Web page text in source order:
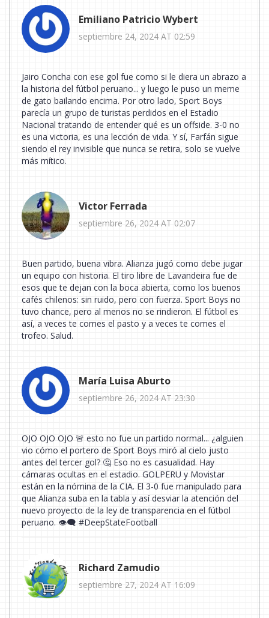
Emiliano Patricio Wybert
septiembre 24, 2024 AT 02:59
Jairo Concha con ese gol fue como si le diera un abrazo a
la historia del fútbol peruano... y luego le puso un meme
de gato bailando encima. Por otro lado, Sport Boys
parecía un grupo de turistas perdidos en el Estadio
Nacional tratando de entender qué es un offside. 3-0 no
es una victoria, es una lección de vida. Y sí, Farfán sigue
siendo el rey invisible que nunca se retira, solo se vuelve
más mítico.
Victor Ferrada
septiembre 26, 2024 AT 02:07
Buen partido, buena vibra. Alianza jugó como debe jugar
un equipo con historia. El tiro libre de Lavandeira fue de
esos que te dejan con la boca abierta, como los buenos
cafés chilenos: sin ruido, pero con fuerza. Sport Boys no
tuvo chance, pero al menos no se rindieron. El fútbol es
así, a veces te comes el pasto y a veces te comes el
trofeo. Salud.
María Luisa Aburto
septiembre 26, 2024 AT 23:30
OJO OJO OJO 🚨 esto no fue un partido normal... ¿alguien
vio cómo el portero de Sport Boys miró al cielo justo
antes del tercer gol? 🤔 Eso no es casualidad. Hay
cámaras ocultas en el estadio. GOLPERU y Movistar
están en la nómina de la CIA. El 3-0 fue manipulado para
que Alianza suba en la tabla y así desviar la atención del
nuevo proyecto de la ley de transparencia en el fútbol
peruano. 👁️‍🗨️ #DeepStateFootball
Richard Zamudio
septiembre 27, 2024 AT 16:09